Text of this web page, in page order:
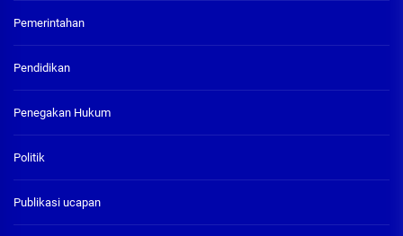
Pemerintahan
Pendidikan
Penegakan Hukum
Politik
Publikasi ucapan